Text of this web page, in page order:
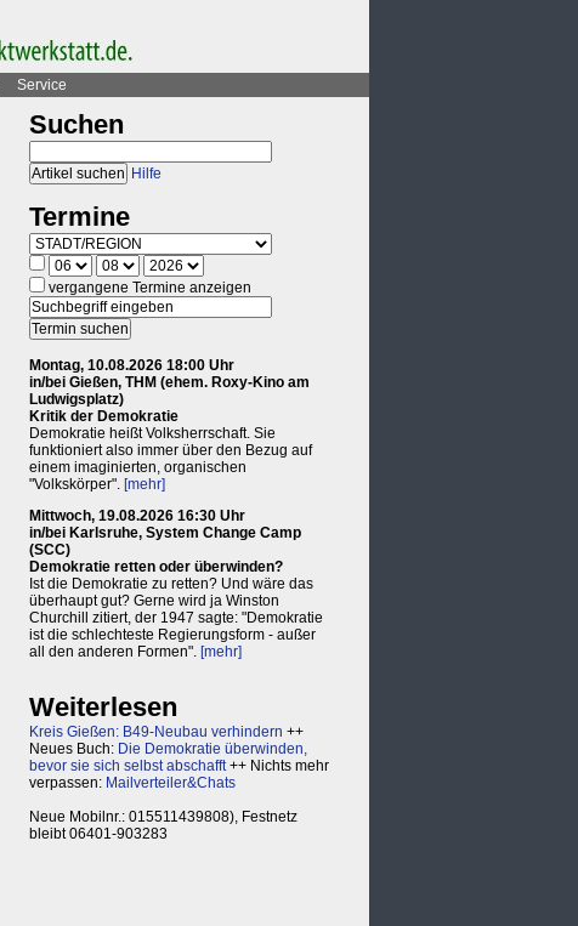
Service
Suchen
Hilfe
Termine
vergangene Termine anzeigen
Montag, 10.08.2026 18:00 Uhr
in/bei Gießen, THM (ehem. Roxy-Kino am
Ludwigsplatz)
Kritik der Demokratie
Demokratie heißt Volksherrschaft. Sie
funktioniert also immer über den Bezug auf
einem imaginierten, organischen
"Volkskörper". [mehr]
Mittwoch, 19.08.2026 16:30 Uhr
in/bei Karlsruhe, System Change Camp
(SCC)
Demokratie retten oder überwinden?
Ist die Demokratie zu retten? Und wäre das
überhaupt gut? Gerne wird ja Winston
Churchill zitiert, der 1947 sagte: "Demokratie
ist die schlechteste Regierungsform - außer
all den anderen Formen". [mehr]
Weiterlesen
Kreis Gießen: B49-Neubau verhindern ++
Neues Buch: Die Demokratie überwinden,
bevor sie sich selbst abschafft++ Nichts mehr
verpassen: Mailverteiler&Chats
Neue Mobilnr.: 015511439808), Festnetz
bleibt 06401-903283